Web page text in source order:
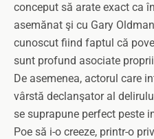
conceput să arate exact ca
asemănat şi cu Gary
cunoscut fiind faptul că
sunt profund asociate
De asemenea, actorul care
vârstă declanşator al
se suprapune perfect peste
Poe să i-o creeze, printr-o